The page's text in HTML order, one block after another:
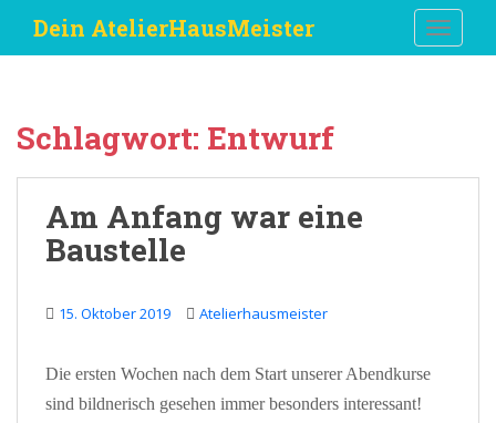
i
Dein AtelierHausMeister
Schlagwort: Entwurf
Am Anfang war eine
Baustelle
15. Oktober 2019 Atelierhausmeister
Die ersten Wochen nach dem Start unserer Abendkurse
sind bildnerisch gesehen immer besonders interessant!